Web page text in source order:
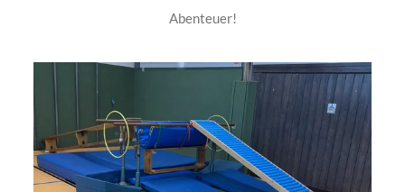
Abenteuer!